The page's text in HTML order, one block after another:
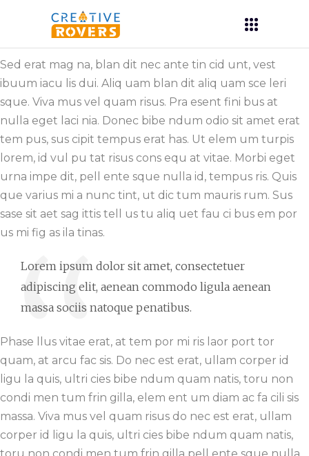
Sed erat mag na, blan dit nec ante tin cid unt, vest
ibuum iacu lis dui. Aliq uam blan dit aliq uam sce leri
sque. Viva mus vel quam risus. Pra esent fini bus at
nulla eget laci nia. Donec bibe ndum odio sit amet erat
tem pus, sus cipit tempus erat has. Ut elem um turpis
lorem, id vul pu tat risus cons equ at vitae. Morbi eget
urna impe dit, pell ente sque nulla id, tempus ris. Quis
que varius mi a nunc tint, ut dic tum mauris rum. Sus
sase sit aet sag ittis tell us tu aliq uet fau ci bus em por
us mi fig as ila tinas.
Lorem ipsum dolor sit amet, consectetuer
adipiscing elit, aenean commodo ligula aenean
massa sociis natoque penatibus.
Phase llus vitae erat, at tem por mi ris laor port tor
quam, at arcu fac sis. Do nec est erat, ullam corper id
ligu la quis, ultri cies bibe ndum quam natis, toru non
condi men tum frin gilla, elem ent um diam ac fa cili sis
massa. Viva mus vel quam risus do nec est erat, ullam
corper id ligu la quis, ultri cies bibe ndum quam natis,
toru non condi men tum frin gilla pell ente sque nulla